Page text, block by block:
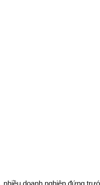
nhiều doanh nghiệp đứng